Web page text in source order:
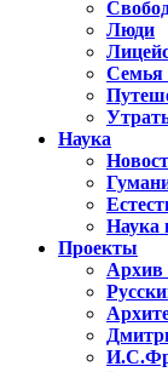
Люди
Семья
Наука
Наука
Проекты
Архив